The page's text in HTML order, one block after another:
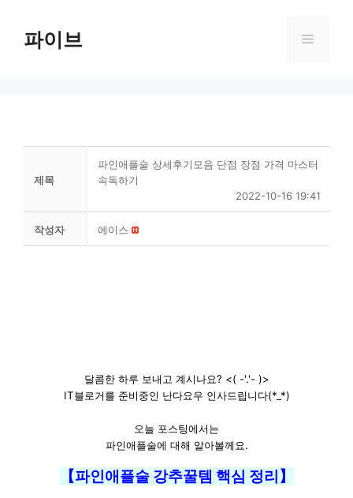
content파이브 Menu
제목
파인애플술 상세후기모음 단점 장점 가격 마스터
속독하기
2022-10-16 19:41
작성자 에이스
달콤한 하루 보내고 계시나요? <( -'.'- )>
IT블로거를 준비중인 난다요우 인사드립니다(*_*)
오늘 포스팅에서는
파인애플술에 대해 알아볼께요.
【파인애플술 강추꿀템 핵심 정리】